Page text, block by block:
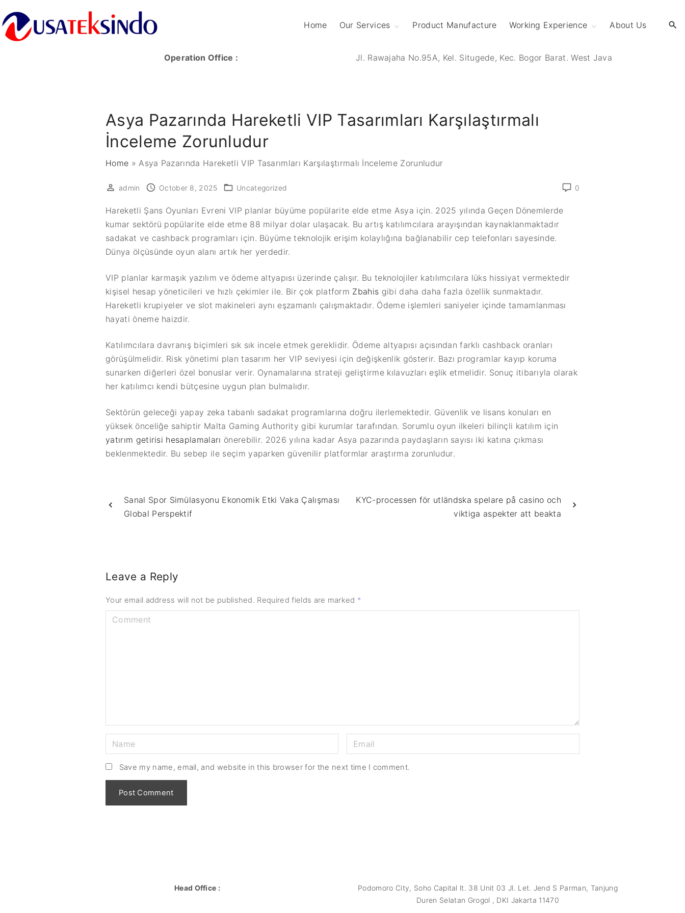
Home Our Services
Analysis and Design
Civil Construction
Product Manufacture Working Experience
Supply Material
About Us
Operation Office : Jl. Rawajaha No.95A, Kel. Situgede, Kec. Bogor Barat. West Java
Asya Pazarında Hareketli VIP Tasarımları Karşılaştırmalı
İnceleme Zorunludur
Home » Asya Pazarında Hareketli VIP Tasarımları Karşılaştırmalı İnceleme Zorunludur
admin October 8, 2025 Uncategorized 0
Hareketli Şans Oyunları Evreni VIP planlar büyüme popülarite elde etme Asya için. 2025 yılında Geçen Dönemlerde
kumar sektörü popülarite elde etme 88 milyar dolar ulaşacak. Bu artış katılımcılara arayışından kaynaklanmaktadır
sadakat ve cashback programları için. Büyüme teknolojik erişim kolaylığına bağlanabilir cep telefonları sayesinde.
Dünya ölçüsünde oyun alanı artık her yerdedir.
VIP planlar karmaşık yazılım ve ödeme altyapısı üzerinde çalışır. Bu teknolojiler katılımcılara lüks hissiyat vermektedir
kişisel hesap yöneticileri ve hızlı çekimler ile. Bir çok platform Zbahis gibi daha daha fazla özellik sunmaktadır.
Hareketli krupiyeler ve slot makineleri aynı eşzamanlı çalışmaktadır. Ödeme işlemleri saniyeler içinde tamamlanması
hayati öneme haizdir.
Katılımcılara davranış biçimleri sık sık incele etmek gereklidir. Ödeme altyapısı açısından farklı cashback oranları
görüşülmelidir. Risk yönetimi plan tasarım her VIP seviyesi için değişkenlik gösterir. Bazı programlar kayıp koruma
sunarken diğerleri özel bonuslar verir. Oynamalarına strateji geliştirme kılavuzları eşlik etmelidir. Sonuç itibarıyla olarak
her katılımcı kendi bütçesine uygun plan bulmalıdır.
Sektörün geleceği yapay zeka tabanlı sadakat programlarına doğru ilerlemektedir. Güvenlik ve lisans konuları en
yüksek önceliğe sahiptir Malta Gaming Authority gibi kurumlar tarafından. Sorumlu oyun ilkeleri bilinçli katılım için
yatırım getirisi hesaplamaları önerebilir. 2026 yılına kadar Asya pazarında paydaşların sayısı iki katına çıkması
beklenmektedir. Bu sebep ile seçim yaparken güvenilir platformlar araştırma zorunludur.
Sanal Spor Simülasyonu Ekonomik Etki Vaka Çalışması
Global Perspektif
KYC-processen för utländska spelare på casino och
viktiga aspekter att beakta
Leave a Reply
Your email address will not be published. Required fields are marked *
Save my name, email, and website in this browser for the next time I comment.
Head Office :
Podomoro City, Soho Capital lt. 38 Unit 03 Jl. Let. Jend S Parman, Tanjung
Duren Selatan Grogol , DKI Jakarta 11470